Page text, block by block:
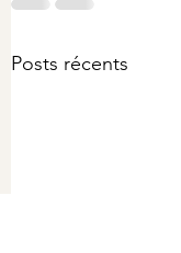
Posts récents